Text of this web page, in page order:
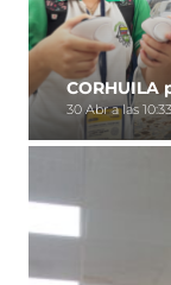
CORHUILA
30 Abr a las 10:33